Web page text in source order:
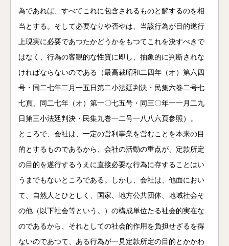
為であれば、すべてこれに包含されるものと解するのを相
当とする。そして必要なりや否やは、当該行為が目的遂行
上現実に必要であつたかどうかをもつてこれを決すべきで
はなく、行為の客観的な性質に即し、抽象的に判断されな
ければならないのである（最高裁昭和二四年（オ）第六四
号・同二七年二月一五日第二小法廷判決・民集六巻二号七
七頁、同二七年（オ）第一〇七五号・同三〇年一一月二九
日第三小法廷判決・民集九巻一二号一八八六頁参照）。
ところで、会社は、一定の営利事業を営むことを本来の目
的とするものであるから、会社の活動の重点が、定款所定
の目的を遂行するうえに直接必要な行為に存することはい
うまでもないところである。しかし、会社は、他面におい
て、自然人とひとしく、国家、地方公共団体、地域社会そ
の他（以下社会等という。）の構成単位たる社会的実在な
のであるから、それとしての社会的作用を負担せざるを得
ないのであつて、ある行為が一見定款所定の目的とかかわ